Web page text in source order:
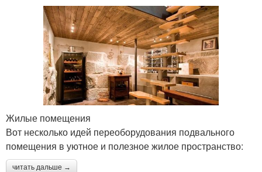
Жилые помещения
Вот несколько идей переоборудования подвального
помещения в уютное и полезное жилое пространство:
читать дальше →